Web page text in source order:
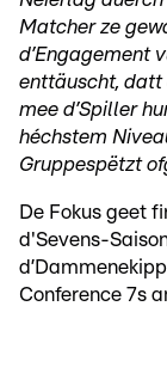
Matcher ze
d’Engagement
enttäuscht, datt
mee d’Spiller
héchstem
Gruppespëtzt
De Fokus geet
d'Sevens-
Conference 7s